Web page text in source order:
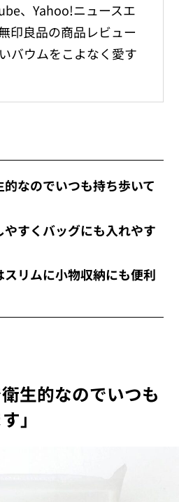
、Yahoo!ニュースエ
印良品の商品レビュー
バウムをこよなく愛す
なのでいつも持ち歩いて
すくバッグにも入れやす
リムに小物収納にも便利
生的なのでいつも
」